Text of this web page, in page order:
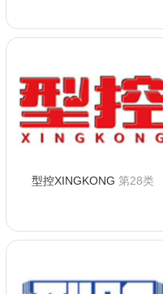
型控XINGKONG 第28类